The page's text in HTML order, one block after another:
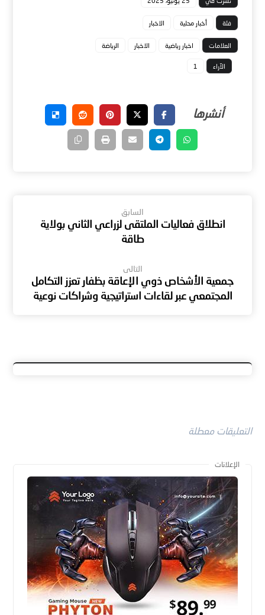
فئة أخبار محلية الاخبار
العلامات اخبار رياضية الاخبار الرياضة
الآراء 1
السابق
انطلاق فعاليات الملتقى لزراعي الثاني بولاية
طاقة
التالى
جمعية الأشخاص ذوي الإعاقة بظفار تعزز التكامل
المجتمعي عبر لقاءات استراتيجية وشراكات نوعية
التعليقات معطلة
الإعلانات